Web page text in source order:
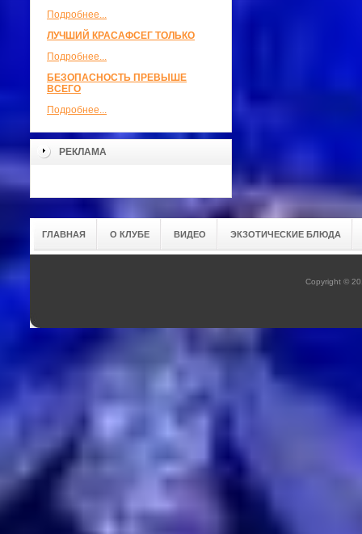
Подробнее...
ЛУЧШИЙ КРАСАФСЕГ ТОЛЬКО
Подробнее...
БЕЗОПАСНОСТЬ ПРЕВЫШЕ
ВСЕГО
Подробнее...
РЕКЛАМА
ГЛАВНАЯ О КЛУБЕ ВИДЕО ЭКЗОТИЧЕСКИЕ БЛЮДА
Copyright ©